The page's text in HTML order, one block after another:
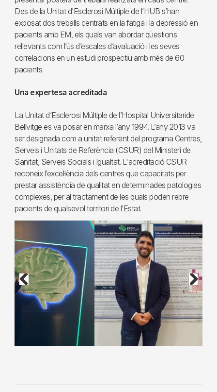
Des de la Unitat d’Esclerosi Múltiple de l’HUB s’han
exposat dos treballs centrats en la fatiga i la depressió en
pacients amb EM, els quals van abordar qüestions
rellevants com l’ús d’escales d’avaluació i les seves
correlacions en un estudi prospectiu amb més de 60
pacients.
Una expertesa acreditada
La Unitat d’Esclerosi Múltiple de l’Hospital Universitaride
Bellvitge es va posar en marxa l’any 1994. L’any 2013 va
ser designada com a unitat referent del programa Centres,
Serveis i Unitats de Referència (CSUR) del Ministeri de
Sanitat, Serveis Socials i Igualtat. L'acreditació CSUR
reconeix l’excel·lència dels centres que capacitats per
prestar assistència de qualitat en determinades patologies
complexes, per al tractament de les quals poden rebre
pacients de qualsevol territori de l’Estat.
Previous Next